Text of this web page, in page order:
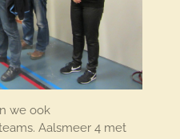
we ook
Aalsmeer 4 met